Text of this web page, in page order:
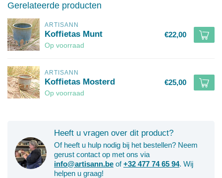
Gerelateerde producten
ARTISANN
Koffietas Munt
Op voorraad
€22,00
ARTISANN
Koffietas Mosterd
Op voorraad
€25,00
Heeft u vragen over dit product?
Of heeft u hulp nodig bij het bestellen? Neem
gerust contact op met ons via
info@artisann.be of+32 477 74 65 94. Wij
helpen u graag!